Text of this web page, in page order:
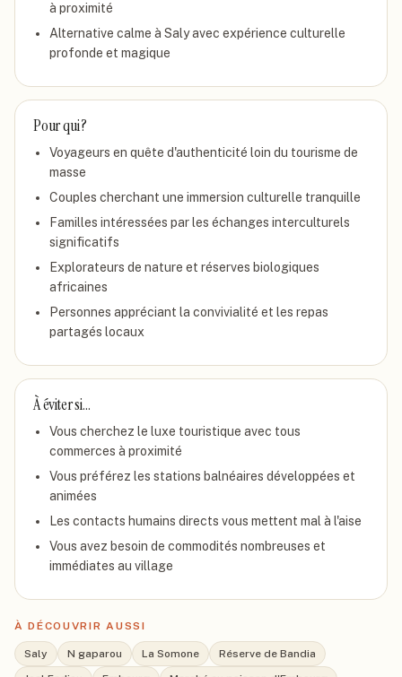
à proximité
Alternative calme à Saly avec expérience culturelle
profonde et magique
Pour qui ?
Voyageurs en quête d'authenticité loin du tourisme de
masse
Couples cherchant une immersion culturelle tranquille
Familles intéressées par les échanges interculturels
significatifs
Explorateurs de nature et réserves biologiques
africaines
Personnes appréciant la convivialité et les repas
partagés locaux
À éviter si…
Vous cherchez le luxe touristique avec tous
commerces à proximité
Vous préférez les stations balnéaires développées et
animées
Les contacts humains directs vous mettent mal à l'aise
Vous avez besoin de commodités nombreuses et
immédiates au village
À DÉCOUVRIR AUSSI
Saly N gaparou La Somone
Réserve de Bandia